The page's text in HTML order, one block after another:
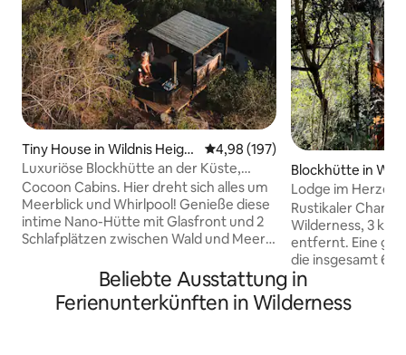
Tiny House in Wildnis Height
s
Durchschnittliche Bewertung:
4,98 (197)
Luxuriöse Blockhütte an der Küste,
Wildnis
Cocoon Cabins. Hier dreht sich alles um
Meerblick und Whirlpool! Genieße diese
intime Nano-Hütte mit Glasfront und 2
Schlafplätzen zwischen Wald und Meer.
Bett, einer kompakten, aber
funktionalen Küche und einem offenen
Badezimmer (ohne Tür). Hier findest du
Blockhütte in
sLodge im Herzen
Rustikaler
Wilderness, 3 km
entfernt. Eine
die insgesamt 6,
sowie 2 Kinder
Dachgeschoss
drittes
Beliebte Ausstattung in
Ferienunterkünften in Wilderness